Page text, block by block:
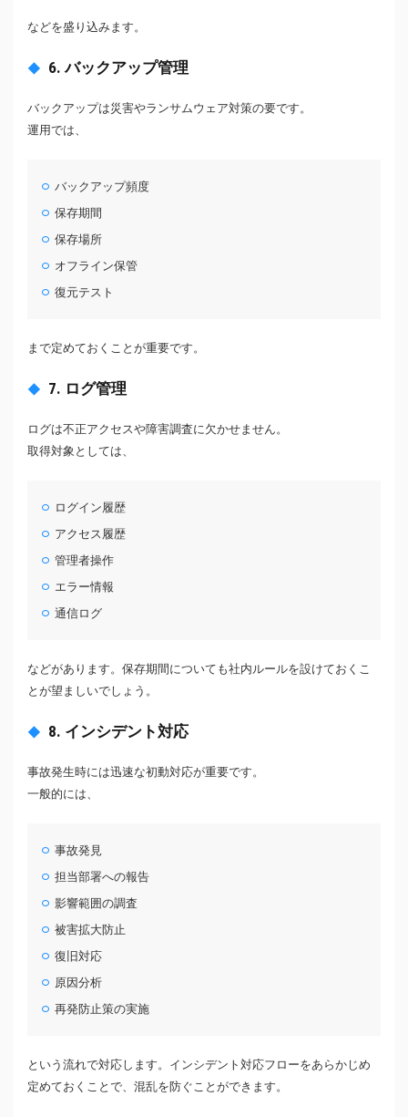
などを盛り込みます。
6. バックアップ管理
バックアップは災害やランサムウェア対策の要です。
運用では、
バックアップ頻度
保存期間
保存場所
オフライン保管
復元テスト
まで定めておくことが重要です。
7. ログ管理
ログは不正アクセスや障害調査に欠かせません。
取得対象としては、
ログイン履歴
アクセス履歴
管理者操作
エラー情報
通信ログ
などがあります。保存期間についても社内ルールを設けておくこ
とが望ましいでしょう。
8. インシデント対応
事故発生時には迅速な初動対応が重要です。
一般的には、
事故発見
担当部署への報告
影響範囲の調査
被害拡大防止
復旧対応
原因分析
再発防止策の実施
という流れで対応します。インシデント対応フローをあらかじめ
定めておくことで、混乱を防ぐことができます。